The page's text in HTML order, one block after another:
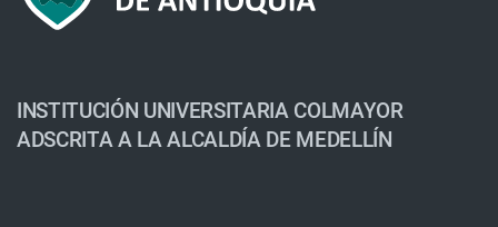
INSTITUCIÓN UNIVERSITARIA COLMAYOR
ADSCRITA A LA ALCALDÍA DE MEDELLÍN